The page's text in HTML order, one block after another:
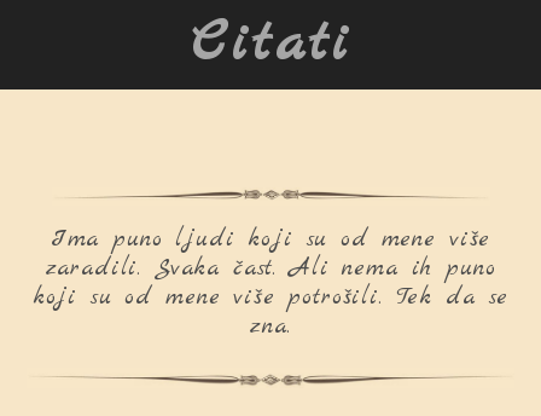
Citati
Ima puno ljudi koji su od mene više
zaradili. Svaka čast. Ali nema ih puno
koji su od mene više potrošili. Tek da se
zna.